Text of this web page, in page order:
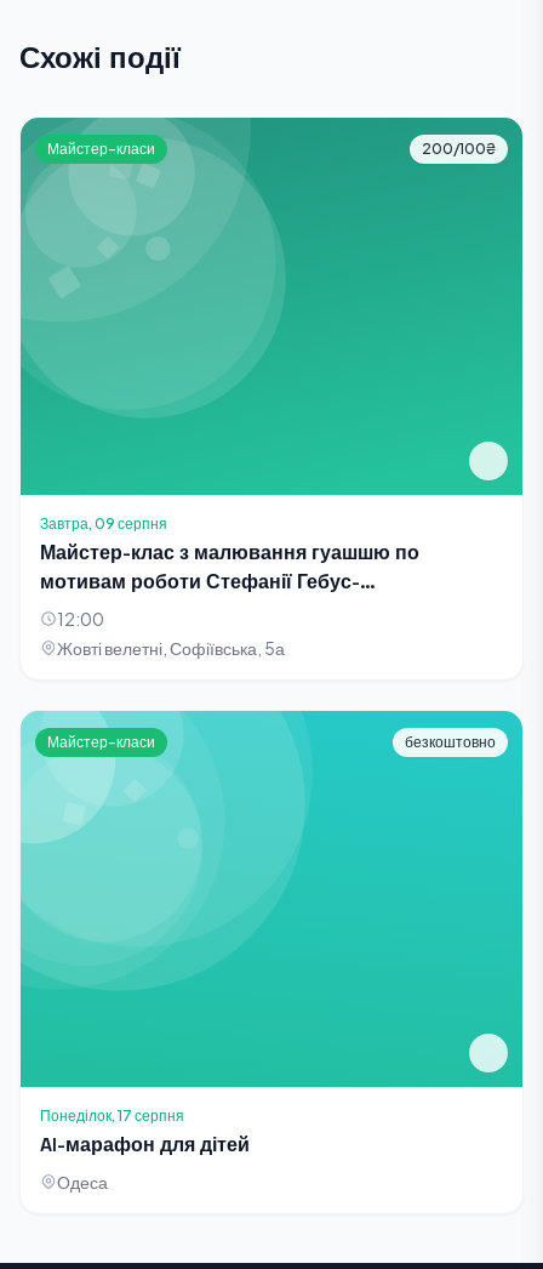
Схожі події
Майстер-класи 200/100₴
Завтра, 09 серпня
Майстер-клас з малювання гуашшю по
мотивам роботи Стефанії Гебус-
Баранецької «Квіти»
12:00
Жовті велетні, Софіївська, 5а
Майстер-класи безкоштовно
Понеділок, 17 серпня
AI-марафон для дітей
Одеса